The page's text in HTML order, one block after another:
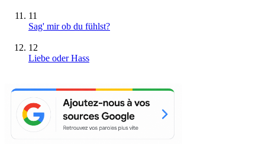
11
Sag' mir ob du fühlst?
12
Liebe oder Hass